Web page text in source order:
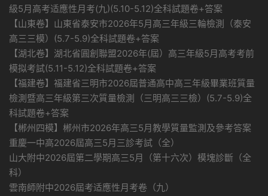
級5月高考适應性月考(九)(5.10-5.12)全科試題卷+答案
【山東卷】山東省泰安市2026年5月高三年級三輪檢測（泰安
高三三模）(5.7-5.9)全科試題卷+答案
【湖北卷】湖北省圓創聯盟2026年(屆）高三年級5月高考考前
模拟考試(5.11-5.12)全科試題卷+答案
【福建卷】福建省三明市2026屆普通高中高三年級畢業班質量
檢測暨高三年級第三次質量檢測（三明高三三檢）(5.7-5.9)全
科試題卷+答案
【郴州四模】郴州市2026年高三5月教學質量監測及參考答案
重慶一中高2026屆高三5月三診考試（全）
山大附中2026屆第二學期高三5月（第十六次）模塊診斷（全
科）
雲南師附中2026屆考适應性月考卷（九）